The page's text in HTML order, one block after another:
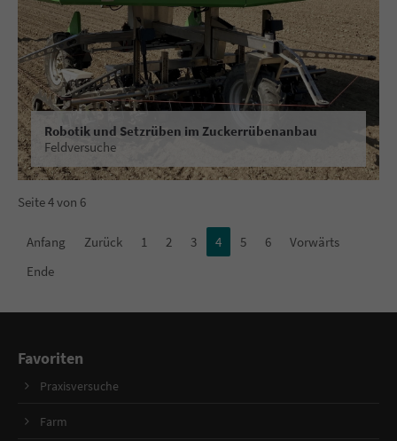
Robotik und Setzrüben im Zuckerrübenanbau
Feldversuche
Seite 4 von 6
Anfang Zurück 1 2 3 4 5 6
Vorwärts
Ende
Favoriten
Praxisversuche
Farm